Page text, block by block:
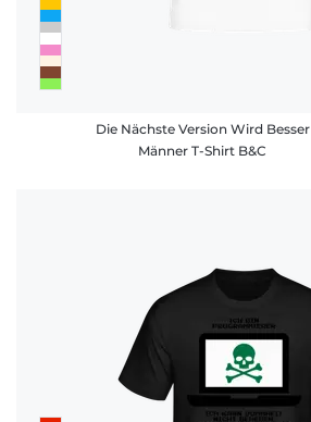
Die Nächste Version Wird Besser
Männer T-Shirt B&C